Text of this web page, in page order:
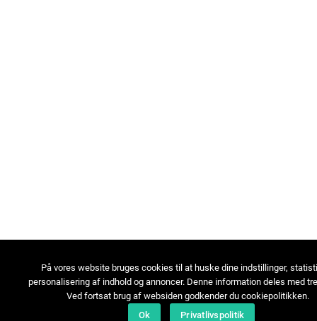
På vores website bruges cookies til at huske dine indstillinger,
personalisering af indhold og annoncer. Denne information deles med
Ved fortsat brug af websiden godkender du cookiepolitikken.
Ok
Privatlivspolitik